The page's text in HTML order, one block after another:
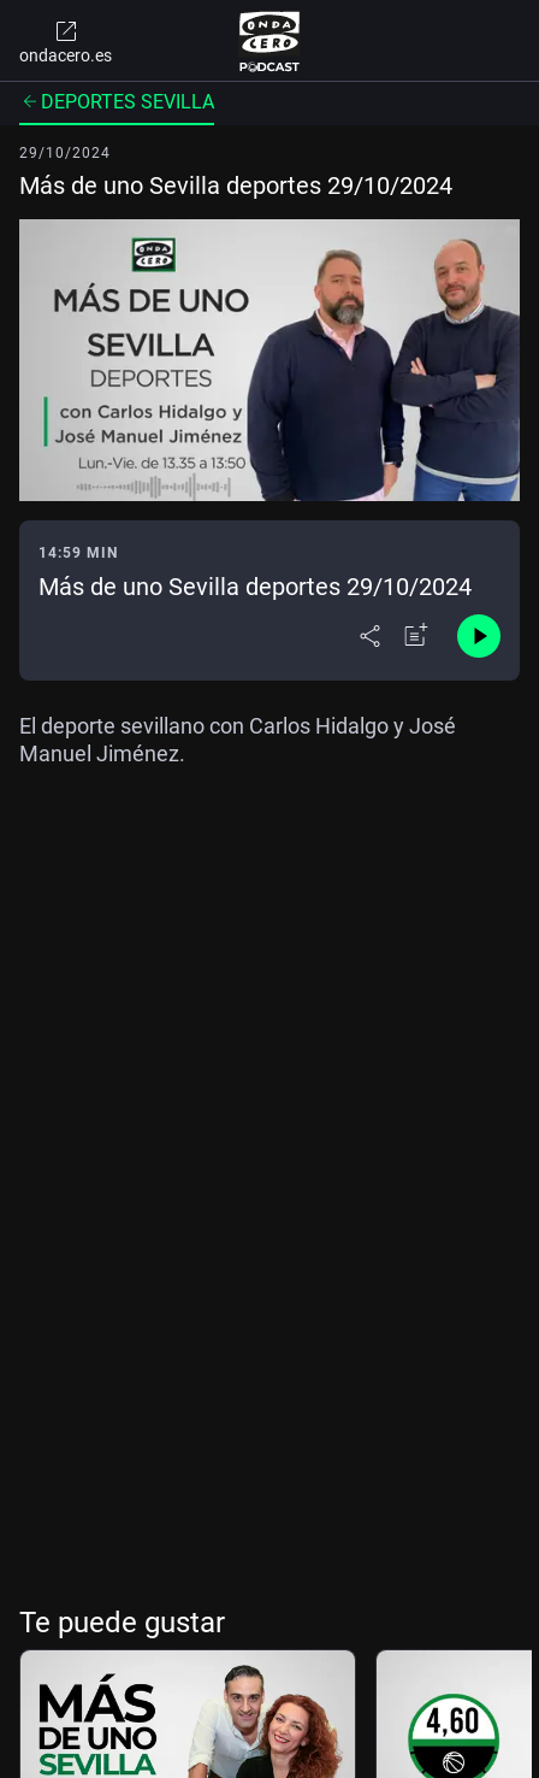
ondacero.es
DEPORTES SEVILLA
29/10/2024
Más de uno Sevilla deportes 29/10/2024
14:59 MIN
Más de uno Sevilla deportes 29/10/2024
El deporte sevillano con Carlos Hidalgo y José
Manuel Jiménez.
Te puede gustar